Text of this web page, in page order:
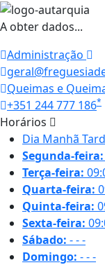
A obter dados...
Administração
Queimas e
+351 244 777 186*
Horários
Dia Manhã
Segunda-feira:
Terça-feira:
Quarta-feira:
Quinta-feira:
Sexta-feira:
Sábado: ---
Domingo: ---